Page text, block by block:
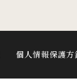
個人情報保護方